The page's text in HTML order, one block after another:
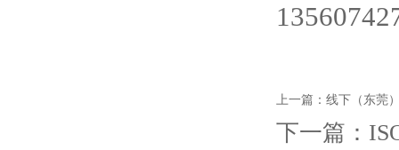
上一篇： 线下（东莞
下一篇：